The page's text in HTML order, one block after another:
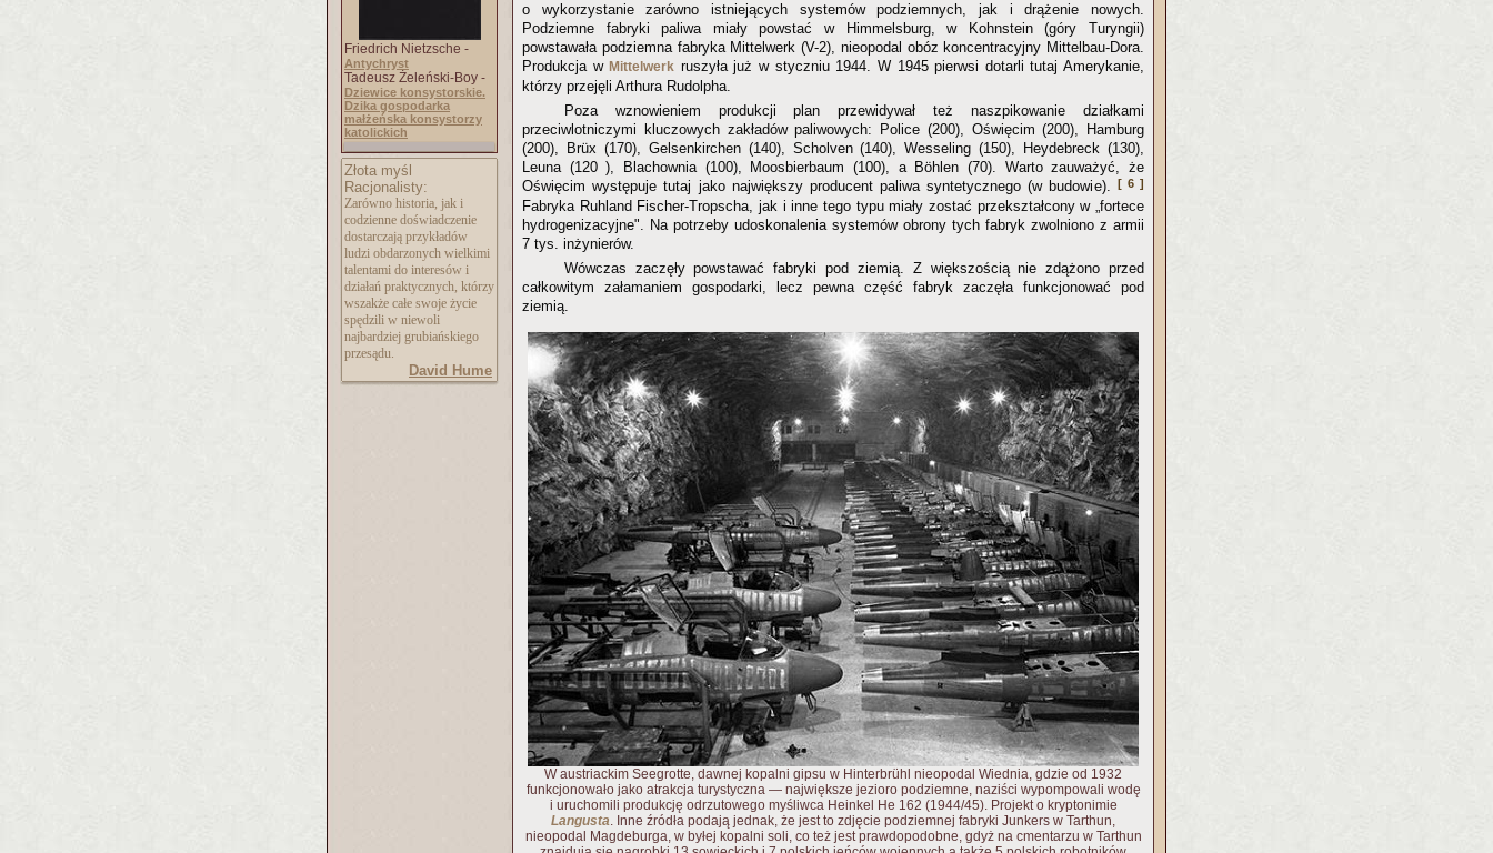
Friedrich Nietzsche -
Antychryst
Tadeusz Żeleński-Boy -
Dziewice konsystorskie.
Dzika gospodarka
małżeńska konsystorzy
katolickich
Złota myśl
Racjonalisty:
Zarówno historia, jak i
codzienne doświadczenie
dostarczają przykładów
ludzi obdarzonych wielkimi
talentami do interesów i
działań praktycznych, którzy
wszakże całe swoje życie
spędzili w niewoli
najbardziej grubiańskiego
przesądu.
David Hume
o wykorzystanie zarówno istniejących systemów podziemnych, jak i drążenie nowych.
Podziemne fabryki paliwa miały powstać w Himmelsburg, w Kohnstein (góry Turyngii)
powstawała podziemna fabryka Mittelwerk (V-2), nieopodal obóz koncentracyjny Mittelbau-Dora.
Produkcja wMittelwerk ruszyła już w styczniu 1944. W 1945 pierwsi dotarli tutaj Amerykanie,
którzy przejęli Arthura Rudolpha.
Poza wznowieniem produkcji plan przewidywał też naszpikowanie działkami
przeciwlotniczymi kluczowych zakładów paliwowych: Police (200), Oświęcim (200), Hamburg
(200), Brüx (170), Gelsenkirchen (140), Scholven (140), Wesseling (150), Heydebreck (130),
Leuna (120 ), Blachownia (100), Moosbierbaum (100), a Böhlen (70). Warto zauważyć, że
Oświęcim występuje tutaj jako największy producent paliwa syntetycznego (w budowie). [ 6 ]
Fabryka Ruhland Fischer-Tropscha, jak i inne tego typu miały zostać przekształcony w „fortece
hydrogenizacyjne". Na potrzeby udoskonalenia systemów obrony tych fabryk zwolniono z armii
7 tys. inżynierów.
Wówczas zaczęły powstawać fabryki pod ziemią. Z większością nie zdążono przed
całkowitym załamaniem gospodarki, lecz pewna część fabryk zaczęła funkcjonować pod
ziemią.
W austriackim Seegrotte, dawnej kopalni gipsu w Hinterbrühl nieopodal Wiednia, gdzie od 1932
funkcjonowało jako atrakcja turystyczna — największe jezioro podziemne, naziści wypompowali wodę
i uruchomili produkcję odrzutowego myśliwca Heinkel He 162 (1944/45). Projekt o kryptonimie
Langusta. Inne źródła podają jednak, że jest to zdjęcie podziemnej fabryki Junkers w Tarthun,
nieopodal Magdeburga, w byłej kopalni soli, co też jest prawdopodobne, gdyż na cmentarzu w Tarthun